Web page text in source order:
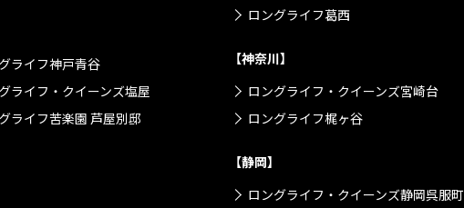
ライフ神戸青谷
ライフ・クイーンズ塩屋
ライフ苦楽園 芦屋別邸
ロングライフ葛西
【神奈川】
ロングライフ・クイーンズ宮崎台
ロングライフ梶ヶ谷
【静岡】
ロングライフ・クイーンズ静岡呉服町